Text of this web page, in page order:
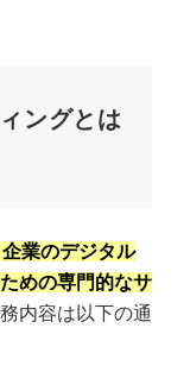
ングとは
業のデジタル
めの専門的なサ
内容は以下の通